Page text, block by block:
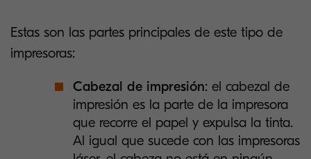
Estas son las partes principales de este tipo de
impresoras:
Cabezal de impresión: el cabezal de
impresión es la parte de la impresora
que recorre el papel y expulsa la tinta.
Al igual que sucede con las impresoras